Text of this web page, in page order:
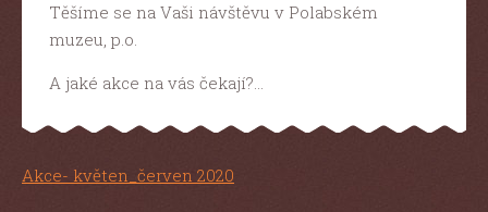
Těšíme se na Vaši návštěvu v Polabském
muzeu, p.o.
A jaké akce na vás čekají?…
Akce- květen_červen 2020